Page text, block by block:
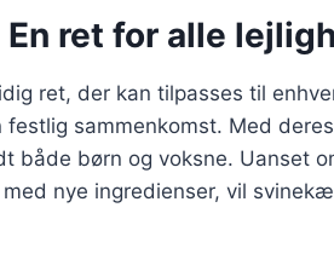
ret for alle
ret, der kan tilpasses til
sammenkomst. Med
både børn og voksne. Uanset
med nye ingredienser, vil